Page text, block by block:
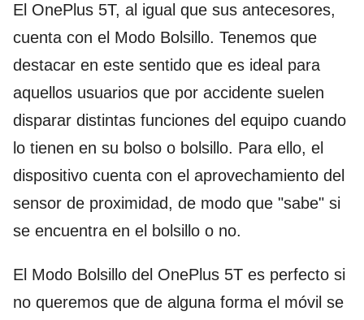
El OnePlus 5T, al igual que sus antecesores,
cuenta con el Modo Bolsillo. Tenemos que
destacar en este sentido que es ideal para
aquellos usuarios que por accidente suelen
disparar distintas funciones del equipo cuando
lo tienen en su bolso o bolsillo. Para ello, el
dispositivo cuenta con el aprovechamiento del
sensor de proximidad, de modo que "sabe" si
se encuentra en el bolsillo o no.
El Modo Bolsillo del OnePlus 5T es perfecto si
no queremos que de alguna forma el móvil se